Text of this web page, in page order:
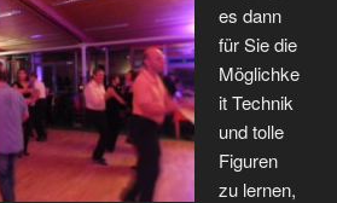
es dann
für Sie die
Möglichke
it Technik
und tolle
Figuren
zu lernen,